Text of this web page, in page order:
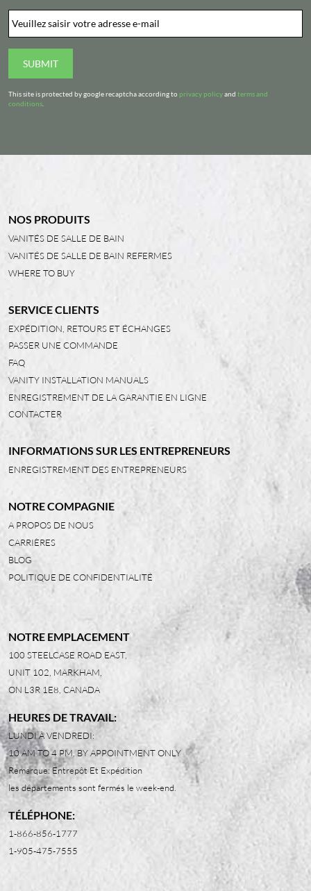
SUBMIT
This site is protected by google recaptcha according to privacy policyand terms and
conditions
NOS PRODUITS
VANITÉS DE SALLE DE BAIN
VANITÉS DE SALLE DE BAIN REFERMES
WHERE TO BUY
SERVICE CLIENTS
EXPÉDITION, RETOURS ET ÉCHANGES
PASSER UNE COMMANDE
FAQ
VANITY INSTALLATION MANUALS
ENREGISTREMENT DE LA GARANTIE EN LIGNE
CONTACTER
INFORMATIONS SUR LES ENTREPRENEURS
ENREGISTREMENT DES ENTREPRENEURS
NOTRE COMPAGNIE
A PROPOS DE NOUS
CARRIÈRES
BLOG
POLITIQUE DE CONFIDENTIALITÉ
NOTRE EMPLACEMENT
100 STEELCASE ROAD EAST,
UNIT 102, MARKHAM,
ON L3R 1E8, CANADA
HEURES DE TRAVAIL:
LUNDI À VENDREDI:
10 AM TO 4 PM, BY APPOINTMENT ONLY
Remarque: Entrepôt Et Expédition
les départements sont fermés le week-end.
TÉLÉPHONE:
1-866-856-1777
1-905-475-7555